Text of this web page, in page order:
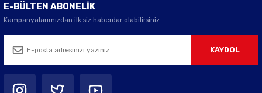
E-BÜLTEN ABONELİK
Kampanyalarımızdan ilk siz haberdar olabilirsiniz.
KAYDOL